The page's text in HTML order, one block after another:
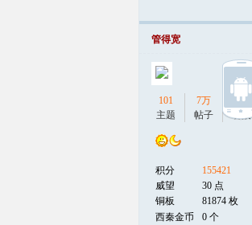
管得宽
101
主题
7万
帖子
16
听众
积分
155421
威望
30 点
铜板
81874 枚
西秦金币
0 个